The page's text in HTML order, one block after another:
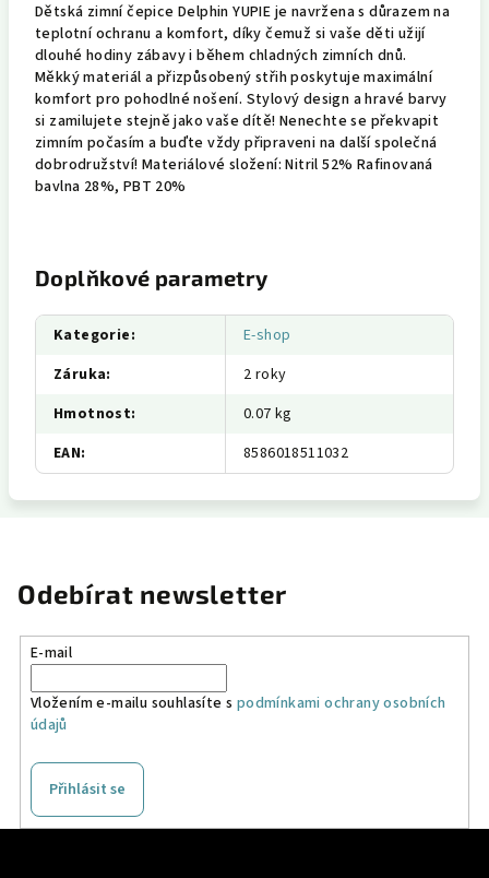
Dětská zimní čepice Delphin YUPIE je navržena s důrazem na
teplotní ochranu a komfort, díky čemuž si vaše děti užijí
dlouhé hodiny zábavy i během chladných zimních dnů.
Měkký materiál a přizpůsobený střih poskytuje maximální
komfort pro pohodlné nošení. Stylový design a hravé barvy
si zamilujete stejně jako vaše dítě! Nenechte se překvapit
zimním počasím a buďte vždy připraveni na další společná
dobrodružství! Materiálové složení: Nitril 52% Rafinovaná
bavlna 28%, PBT 20%
Doplňkové parametry
Kategorie:
E-shop
Záruka:
2 roky
Hmotnost:
0.07 kg
EAN: 8586018511032
Odebírat newsletter
E-mail
Vložením e-mailu souhlasíte s podmínkami ochrany osobních
údajů
Přihlásit se